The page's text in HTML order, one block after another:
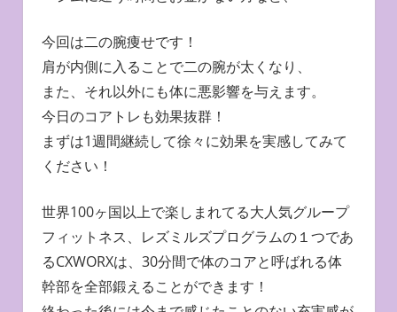
今回は二の腕痩せです！
肩が内側に入ることで二の腕が太くなり、
また、それ以外にも体に悪影響を与えます。
今日のコアトレも効果抜群！
まずは1週間継続して徐々に効果を実感してみて
ください！
世界100ヶ国以上で楽しまれてる大人気グループ
フィットネス、レズミルズプログラムの１つであ
るCXWORXは、30分間で体のコアと呼ばれる体
幹部を全部鍛えることができます！